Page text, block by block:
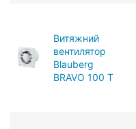
Витяжний
вентилятор
Blauberg
BRAVO 100 T